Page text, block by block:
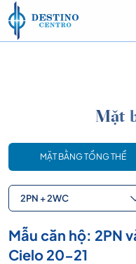
Skip to content
Mặt
MẶT BẰNG TỔNG THỂ
2PN + 2WC
Mẫu căn hộ: 2PN
Cielo 20-21